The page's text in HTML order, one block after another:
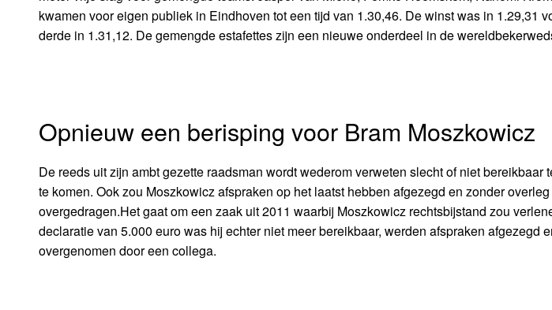
kwamen voor eigen publiek in Eindhoven tot een tijd van 1.30,46. De winst was in 1.29,31
derde in 1.31,12. De gemengde estafettes zijn een nieuwe onderdeel in de
Opnieuw een berisping voor Bram Moszkowicz
De reeds uit zijn ambt gezette raadsman wordt wederom verweten slecht of niet bereikbaar
te komen. Ook zou Moszkowicz afspraken op het laatst hebben afgezegd en zonder
overgedragen.Het gaat om een zaak uit 2011 waarbij Moszkowicz rechtsbijstand zou
declaratie van 5.000 euro was hij echter niet meer bereikbaar, werden afspraken afgezegd
overgenomen door een collega.